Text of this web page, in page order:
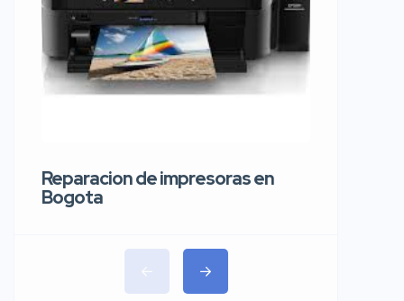
Reparacion de impresoras en
Bogota